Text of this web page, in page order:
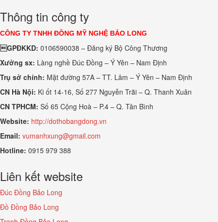
Thông tin công ty
CÔNG TY TNHH ĐỒNG MỸ NGHỆ BẢO LONG
GPĐKKD: 0106590038 – Đăng ký Bộ Công Thương
Xưởng sx: Làng nghề Đúc Đồng – Ý Yên – Nam Định
Trụ sở chính: Mặt đường 57A – TT. Lâm – Ý Yên – Nam Định
CN Hà Nội: Ki ốt 14-16, Số 277 Nguyễn Trãi – Q. Thanh Xuân
CN TPHCM: Số 65 Cộng Hoà – P.4 – Q. Tân Bình
Website: http://dothobangdong.vn
Email: vumanhxung@gmail.com
Hotline: 0915 979 388
Liên kết website
Đúc Đồng Bảo Long
Đồ Đồng Bảo Long